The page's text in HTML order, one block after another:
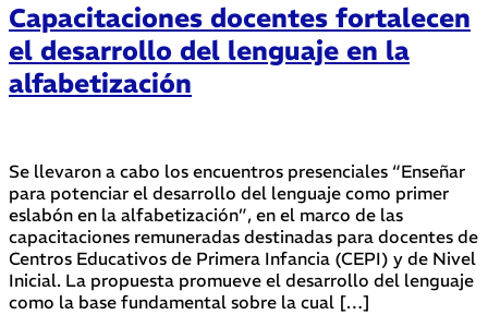
Capacitaciones docentes fortalecen
el desarrollo del lenguaje en la
alfabetización
Se llevaron a cabo los encuentros presenciales “Enseñar
para potenciar el desarrollo del lenguaje como primer
eslabón en la alfabetización”, en el marco de las
capacitaciones remuneradas destinadas para docentes de
Centros Educativos de Primera Infancia (CEPI) y de Nivel
Inicial. La propuesta promueve el desarrollo del lenguaje
como la base fundamental sobre la cual […]